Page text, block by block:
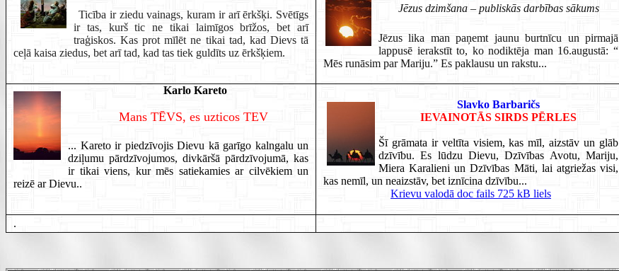
Ticība ir ziedu vainags, kuram ir arī ērkšķi. Svētīgs
ir tas, kurš tic ne tikai laimīgos brīžos, bet arī
traģiskos. Kas prot mīlēt ne tikai tad, kad Dievs tā
ceļā kaisa ziedus, bet arī tad, kad tas tiek guldīts uz ērkšķiem.
Jēzus dzimšana – publiskās darbības sākums
Jēzus lika man paņemt jaunu burtnīcu un pirmajā
lappusē ierakstīt to, ko nodiktēja man 16.augustā: “
Mēs runāsim par Mariju.” Es paklausu un rakstu...
Karlo Kareto
Mans TĒVS, es uzticos TEV
... Kareto ir piedzīvojis Dievu kā garīgo kalngalu un
dziļumu pārdzīvojumos, divkāršā pārdzīvojumā, kas
ir tikai viens, kur mēs satiekamies ar cilvēkiem un
reizē ar Dievu..
Slavko Barbaričs
IEVAINOTĀS SIRDS PĒRLES
Šī grāmata ir veltīta visiem, kas mīl, aizstāv un glāb
dzīvību. Es lūdzu Dievu, Dzīvības Avotu, Mariju,
Miera Karalieni un Dzīvības Māti, lai atgriežas visi,
kas nemīl, un neaizstāv, bet iznīcina dzīvību...
Krievu valodā doc fails 725 kB liels
.